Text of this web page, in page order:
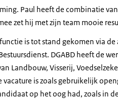
Paul heeft de combinatie
zet hij met zijn team mooie
is tot stand gekomen via
DGABD heeft de
Landbouw, Visserij,
is zoals gebruikelijk
op het oog had, zoals in